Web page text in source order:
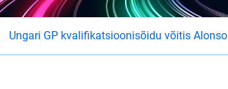
Ungari GP kvalifikatsioonisõidu võitis Alonso